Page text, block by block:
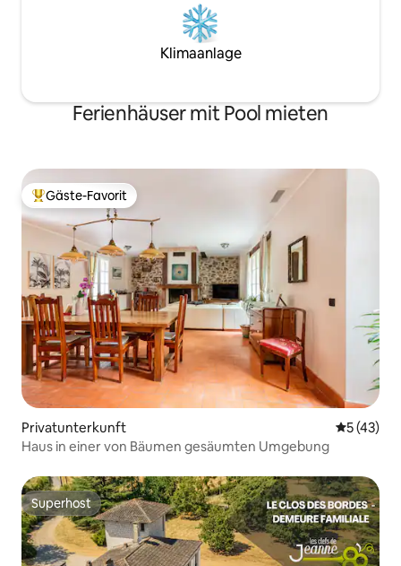
Klimaanlage
Ferienhäuser mit Pool mieten
Beliebter Gäste-Favorit.
Gäste-Favorit
Privatunterkunft
5 (43)
Haus in einer von Bäumen gesäumten Umgebung
Superhost
Superhost